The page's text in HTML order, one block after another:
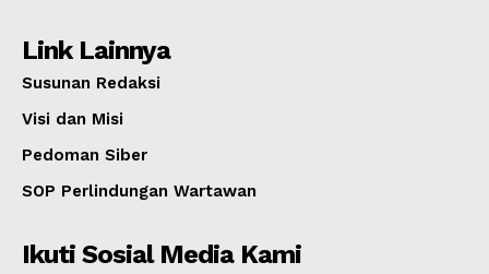
Link Lainnya
Susunan Redaksi
Visi dan Misi
Pedoman Siber
SOP Perlindungan Wartawan
Ikuti Sosial Media Kami